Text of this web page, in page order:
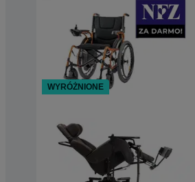
WYRÓŻNIONE